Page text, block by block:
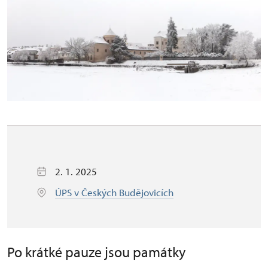
2. 1. 2025
ÚPS v Českých Budějovicích
Po krátké pauze jsou památky